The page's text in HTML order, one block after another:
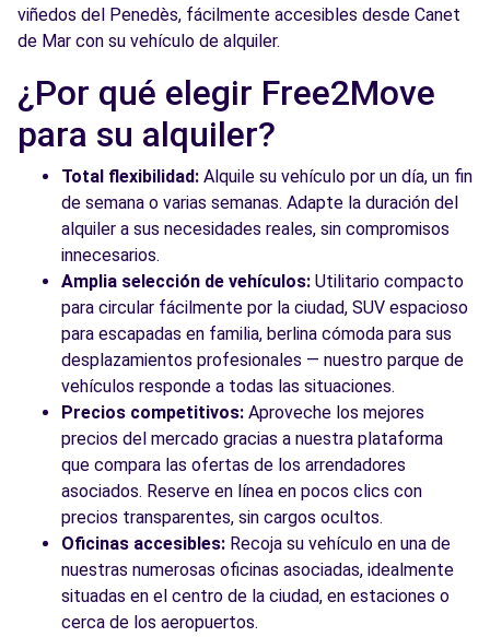
viñedos del Penedès, fácilmente accesibles desde Canet
de Mar con su vehículo de alquiler.
¿Por qué elegir Free2Move
para su alquiler?
Total flexibilidad: Alquile su vehículo por un día, un fin
de semana o varias semanas. Adapte la duración del
alquiler a sus necesidades reales, sin compromisos
innecesarios.
Amplia selección de vehículos: Utilitario compacto
para circular fácilmente por la ciudad, SUV espacioso
para escapadas en familia, berlina cómoda para sus
desplazamientos profesionales — nuestro parque de
vehículos responde a todas las situaciones.
Precios competitivos: Aproveche los mejores
precios del mercado gracias a nuestra plataforma
que compara las ofertas de los arrendadores
asociados. Reserve en línea en pocos clics con
precios transparentes, sin cargos ocultos.
Oficinas accesibles: Recoja su vehículo en una de
nuestras numerosas oficinas asociadas, idealmente
situadas en el centro de la ciudad, en estaciones o
cerca de los aeropuertos.